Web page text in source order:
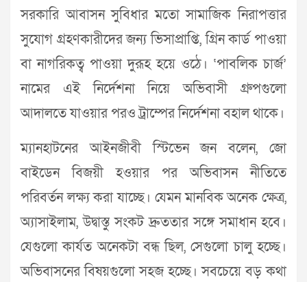
সরকারি আবাসন সুবিধার মতো সামাজিক নিরাপত্তার
সুযোগ গ্রহণকারীদের জন্য ভিসাপ্রাপ্তি, গ্রিন কার্ড পাওয়া
বা নাগরিকত্ব পাওয়া দুরূহ হয়ে ওঠে। ‘পাবলিক চার্জ’
নামের এই নির্দেশনা নিয়ে অভিবাসী গ্রুপগুলো
আদালতে যাওয়ার পরও ট্রাম্পের নির্দেশনা বহাল থাকে।
ম্যানহাটনের আইনজীবী স্টিভেন জন বলেন, জো
বাইডেন বিজয়ী হওয়ার পর অভিবাসন নীতিতে
পরিবর্তন লক্ষ্য করা যাচ্ছে। যেমন মানবিক অনেক ক্ষেত্র,
অ্যাসাইলাম, উদ্বাস্তু সংকট দ্রুততার সঙ্গে সমাধান হবে।
যেগুলো কার্যত অনেকটা বন্ধ ছিল, সেগুলো চালু হচ্ছে।
অভিবাসনের বিষয়গুলো সহজ হচ্ছে। সবচেয়ে বড় কথা